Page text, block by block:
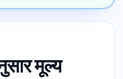
मूल्य